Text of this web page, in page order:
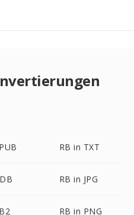
RB in TXT
RB in JPG
RB in PNG